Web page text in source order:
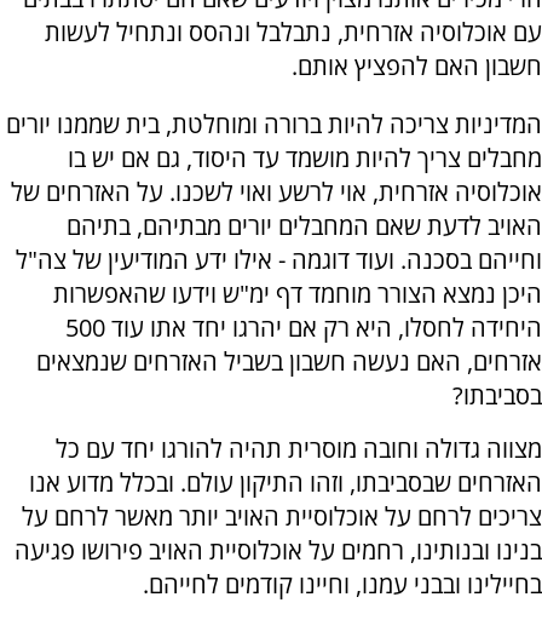
עם אוכלוסיה אזרחית, נתבלבל ונהסס ונתחיל לעשות
חשבון האם להפציץ אותם.
המדיניות צריכה להיות ברורה ומוחלטת, בית שממנו יורים
מחבלים צריך להיות מושמד עד היסוד, גם אם יש בו
אוכלוסיה אזרחית, אוי לרשע ואוי לשכנו. על האזרחים של
האויב לדעת שאם המחבלים יורים מבתיהם, בתיהם
וחייהם בסכנה. ועוד דוגמה - אילו ידע המודיעין של צה"ל
היכן נמצא הצורר מוחמד דף ימ"ש וידעו שהאפשרות
היחידה לחסלו, היא רק אם יהרגו יחד אתו עוד 500
אזרחים, האם נעשה חשבון בשביל האזרחים שנמצאים
בסביבתו?
מצווה גדולה וחובה מוסרית תהיה להורגו יחד עם כל
האזרחים שבסביבתו, וזהו התיקון עולם. ובכלל מדוע אנו
צריכים לרחם על אוכלוסיית האויב יותר מאשר לרחם על
בנינו ובנותינו, רחמים על אוכלוסיית האויב פירושו פגיעה
בחיילינו ובבני עמנו, וחיינו קודמים לחייהם.